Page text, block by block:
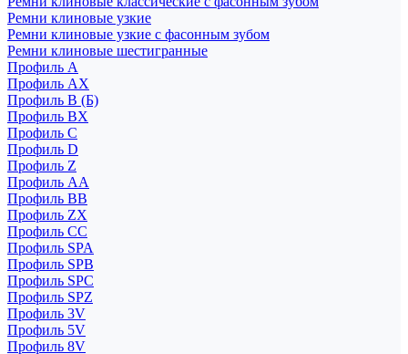
Ремни клиновые узкие
Ремни клиновые узкие с фасонным зубом
Ремни клиновые шестигранные
Профиль A
Профиль AX
Профиль B (Б)
Профиль BX
Профиль C
Профиль D
Профиль Z
Профиль АА
Профиль BB
Профиль ZX
Профиль CC
Профиль SPA
Профиль SPB
Профиль SPC
Профиль SPZ
Профиль 3V
Профиль 5V
Профиль 8V